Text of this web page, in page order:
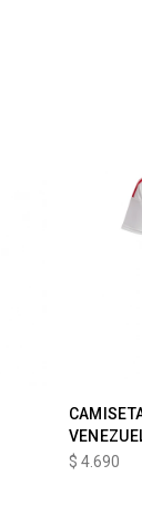
$ 4.690